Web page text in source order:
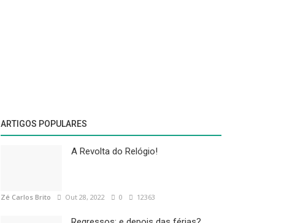
ARTIGOS POPULARES
A Revolta do Relógio!
Zé Carlos Brito Out 28, 2022 0 12363